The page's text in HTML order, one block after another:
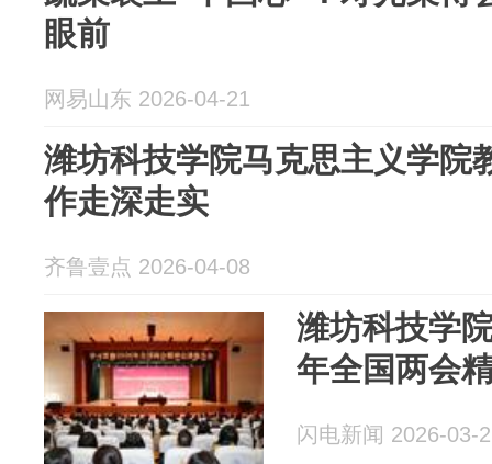
眼前
网易山东 2026-04-21
潍坊科技学院马克思主义学院
作走深走实
齐鲁壹点 2026-04-08
潍坊科技学
年全国两会
闪电新闻 2026-03-